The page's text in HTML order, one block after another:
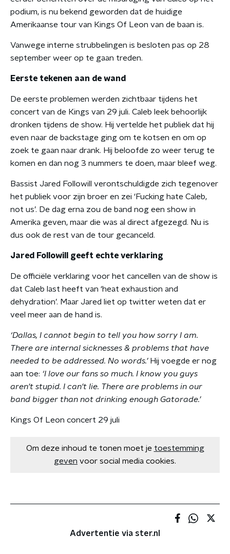
podium, is nu bekend geworden dat de huidige
Amerikaanse tour van Kings Of Leon van de baan is.
Vanwege interne strubbelingen is besloten pas op 28
september weer op te gaan treden.
Eerste tekenen aan de wand
De eerste problemen werden zichtbaar tijdens het
concert van de Kings van 29 juli. Caleb leek behoorlijk
dronken tijdens de show. Hij vertelde het publiek dat hij
even naar de backstage ging om te kotsen en om op
zoek te gaan naar drank. Hij beloofde zo weer terug te
komen en dan nog 3 nummers te doen, maar bleef weg.
Bassist Jared Followill verontschuldigde zich tegenover
het publiek voor zijn broer en zei ‘Fucking hate Caleb,
not us’. De dag erna zou de band nog een show in
Amerika geven, maar die was al direct afgezegd. Nu is
dus ook de rest van de tour gecanceld.
Jared Followill geeft echte verklaring
De officiële verklaring voor het cancellen van de show is
dat Caleb last heeft van ‘heat exhaustion and
dehydration’. Maar Jared liet op twitter weten dat er
veel meer aan de hand is.
‘Dallas, I cannot begin to tell you how sorry I am.
There are internal sicknesses & problems that have
needed to be addressed. No words.’ Hij voegde er nog
aan toe: ‘I love our fans so much. I know you guys
aren't stupid. I can't lie. There are problems in our
band bigger than not drinking enough Gatorade.’
Kings Of Leon concert 29 juli
Om deze inhoud te tonen moet je toestemming
geven voor social media cookies.
Advertentie via ster.nl